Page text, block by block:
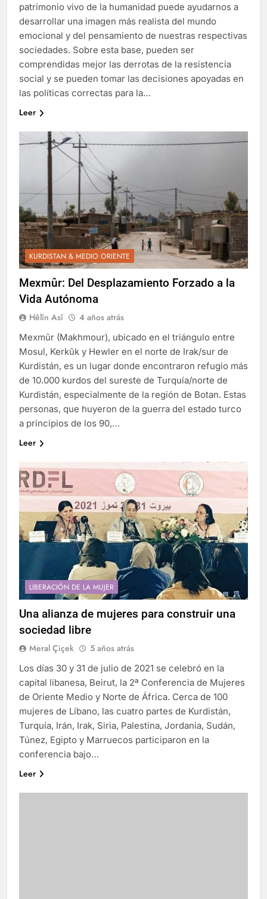
patrimonio vivo de la humanidad puede ayudarnos a
desarrollar una imagen más realista del mundo
emocional y del pensamiento de nuestras respectivas
sociedades. Sobre esta base, pueden ser
comprendidas mejor las derrotas de la resistencia
social y se pueden tomar las decisiones apoyadas en
las políticas correctas para la…
Leer
KURDISTAN & MEDIO ORIENTE
Mexmûr: Del Desplazamiento Forzado a la
Vida Autónoma
Hêlîn Asî 4 años atrás
Mexmûr (Makhmour), ubicado en el triángulo entre
Mosul, Kerkûk y Hewler en el norte de Irak/sur de
Kurdistán, es un lugar donde encontraron refugio más
de 10.000 kurdos del sureste de Turquía/norte de
Kurdistán, especialmente de la región de Botan. Estas
personas, que huyeron de la guerra del estado turco
a principios de los 90,…
Leer
LIBERACIÓN DE LA MUJER
Una alianza de mujeres para construir una
sociedad libre
Meral Çiçek 5 años atrás
Los días 30 y 31 de julio de 2021 se celebró en la
capital libanesa, Beirut, la 2ª Conferencia de Mujeres
de Oriente Medio y Norte de África. Cerca de 100
mujeres de Líbano, las cuatro partes de Kurdistán,
Turquía, Irán, Irak, Siria, Palestina, Jordania, Sudán,
Túnez, Egipto y Marruecos participaron en la
conferencia bajo…
Leer